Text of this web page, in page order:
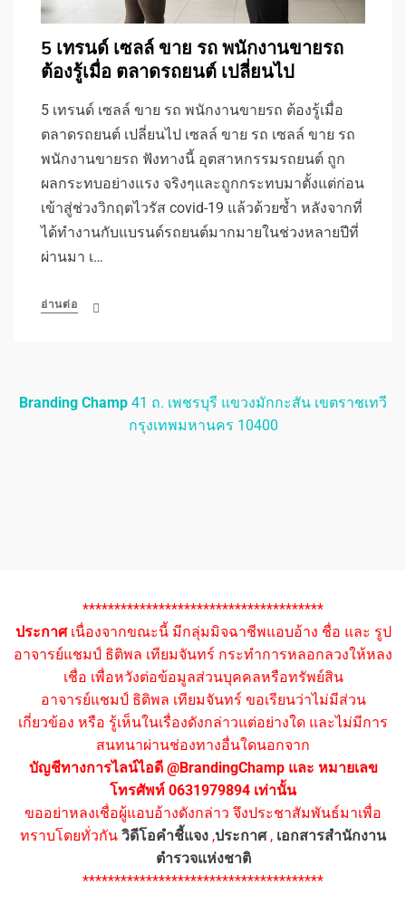
5 เทรนด์ เซลล์ ขาย รถ พนักงานขายรถ
ต้องรู้เมื่อ ตลาดรถยนต์ เปลี่ยนไป
5 เทรนด์ เซลล์ ขาย รถ พนักงานขายรถ ต้องรู้เมื่อ
ตลาดรถยนต์ เปลี่ยนไป เซลล์ ขาย รถ เซลล์ ขาย รถ
พนักงานขายรถ ฟังทางนี้ อุตสาหกรรมรถยนต์ ถูก
ผลกระทบอย่างแรง จริงๆและถูกกระทบมาตั้งแต่ก่อน
เข้าสู่ช่วงวิกฤตไวรัส covid-19 แล้วด้วยซ้ำ หลังจากที่
ได้ทำงานกับแบรนด์รถยนต์มากมายในช่วงหลายปีที่
ผ่านมา เ…
อ่านต่อ
Branding Champ 41 ถ. เพชรบุรี แขวงมักกะสัน เขตราชเทวี
กรุงเทพมหานคร 10400
**************************************
ประกาศเนื่องจากขณะนี้ มีกลุ่มมิจฉาชีพแอบอ้าง ชื่อ และ รูป
อาจารย์แชมป์ ธิติพล เทียมจันทร์ กระทำการหลอกลวงให้หลง
เชื่อ เพื่อหวังต่อข้อมูลส่วนบุคคลหรือทรัพย์สิน
อาจารย์แชมป์ ธิติพล เทียมจันทร์ ขอเรียนว่าไม่มีส่วน
เกี่ยวข้อง หรือ รู้เห็นในเรื่องดังกล่าวแต่อย่างใด และไม่มีการ
สนทนาผ่านช่องทางอื่นใดนอกจาก
บัญชีทางการไลน์ไอดี @BrandingChamp และ หมายเลข
โทรศัพท์ 0631979894 เท่านั้น
ขออย่าหลงเชื่อผู้แอบอ้างดังกล่าว จึงประชาสัมพันธ์มาเพื่อ
ทราบโดยทั่วกัน วิดีโอคำชี้แจง ,ประกาศ, เอกสารสำนักงาน
ตำรวจแห่งชาติ
**************************************